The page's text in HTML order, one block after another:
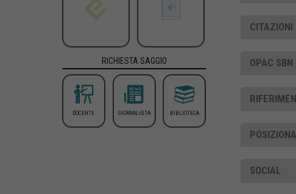
RICHIESTA SAGGIO
DOCENTE GIORNALISTA BIBLIOTECA
CITAZIONI
OPAC SBN
SOCIAL